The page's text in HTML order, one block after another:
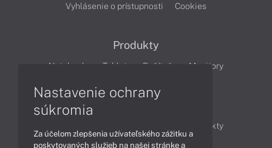
Vyhlásenie o prístupnosti
Cookies
Produkty
Notebooky Tablety Počítače Monitory
Produkty
Technológie
Videá
Nastavenie ochrany
súkromia
Za účelom zlepšenia užívateľského zážitku a
poskytovaných služieb na našej stránke a